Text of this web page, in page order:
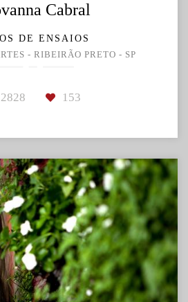
Cabral
DE ENSAIOS
- RIBEIRÃO PRETO - SP
2828 153